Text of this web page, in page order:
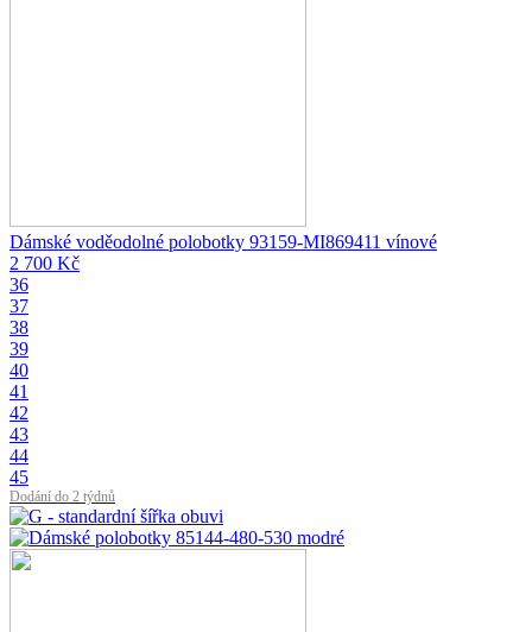
Dámské voděodolné polobotky 93159-MI869411 vínové
2 700 Kč
36
37
38
39
40
41
42
43
44
45
Dodání do 2 týdnů